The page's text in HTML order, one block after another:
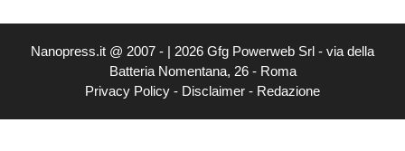
Nanopress.it @ 2007 - | 2026 Gfg Powerweb Srl - via della
Batteria Nomentana, 26 - Roma
Privacy Policy - Disclaimer - Redazione